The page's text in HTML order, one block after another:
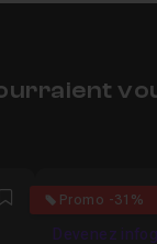
FavoriPromo -31%
4.8
Devenez